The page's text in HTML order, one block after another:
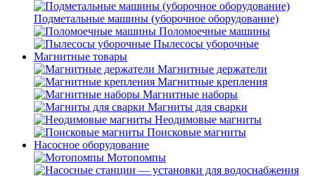
Подметальные машины (уборочное оборудование)
Поломоечные машины
Пылесосы уборочные
Магнитные товары
Магнитные держатели
Магнитные крепления
Магнитные наборы
Магниты для сварки
Неодимовые магниты
Поисковые магниты
Насосное оборудование
Мотопомпы